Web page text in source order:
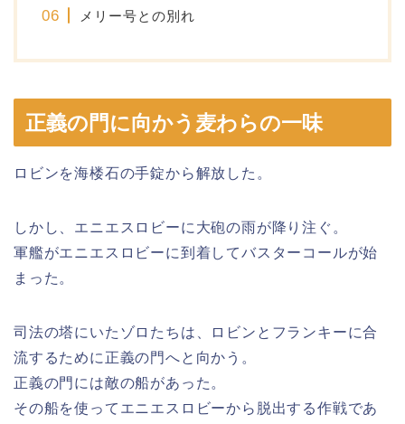
メリー号との別れ
正義の門に向かう麦わらの一味
ロビンを海楼石の手錠から解放した。
しかし、エニエスロビーに大砲の雨が降り注ぐ。
軍艦がエニエスロビーに到着してバスターコールが始
まった。
司法の塔にいたゾロたちは、ロビンとフランキーに合
流するために正義の門へと向かう。
正義の門には敵の船があった。
その船を使ってエニエスロビーから脱出する作戦であ